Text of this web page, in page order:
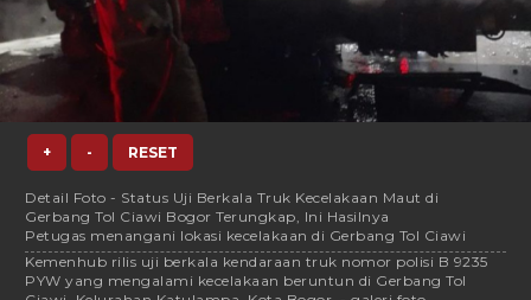
+ - RESET
Detail Foto - Status Uji Berkala Truk Kecelakaan Maut di
Gerbang Tol Ciawi Bogor Terungkap, Ini Hasilnya
Petugas menangani lokasi kecelakaan di Gerbang Tol Ciawi
Kemenhub rilis uji berkala kendaraan truk nomor polisi B 9235
PYW yang mengalami kecelakaan beruntun di Gerbang Tol